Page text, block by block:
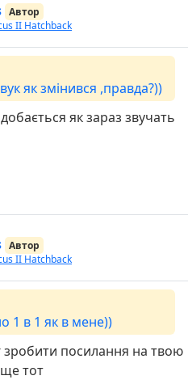
Автор
II Hatchback
як змінився ,правда?))
як зараз звучать
Автор
II Hatchback
1 в 1 як в мене))
зробити посилання на твою
ще тот